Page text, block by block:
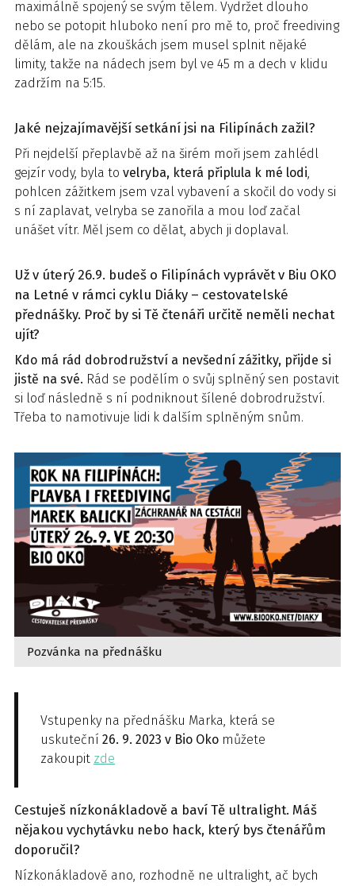
maximálně spojený se svým tělem. Vydržet dlouho
nebo se potopit hluboko není pro mě to, proč freediving
dělám, ale na zkouškách jsem musel splnit nějaké
limity, takže na nádech jsem byl ve 45 m a dech v klidu
zadržím na 5:15.
Jaké nejzajímavější setkání jsi na Filipínách zažil?
Při nejdelší přeplavbě až na širém moři jsem zahlédl
gejzír vody, byla to velryba, která připlula k mé lodi,
pohlcen zážitkem jsem vzal vybavení a skočil do vody si
s ní zaplavat, velryba se zanořila a mou loď začal
unášet vítr. Měl jsem co dělat, abych ji doplaval.
Už v úterý 26.9. budeš o Filipínách vyprávět v Biu OKO
na Letné v rámci cyklu Diáky – cestovatelské
přednášky. Proč by si Tě čtenáři určitě neměli nechat
ujít?
Kdo má rád dobrodružství a nevšední zážitky, přijde si
jistě na své. Rád se podělím o svůj splněný sen postavit
si loď následně s ní podniknout šílené dobrodružství.
Třeba to namotivuje lidi k dalším splněným snům.
Pozvánka na přednášku
Vstupenky na přednášku Marka, která se
uskuteční 26. 9. 2023 v Bio Oko můžete
zakoupit zde
Cestuješ nízkonákladově a baví Tě ultralight. Máš
nějakou vychytávku nebo hack, který bys čtenářům
doporučil?
Nízkonákladově ano, rozhodně ne ultralight, ač bych